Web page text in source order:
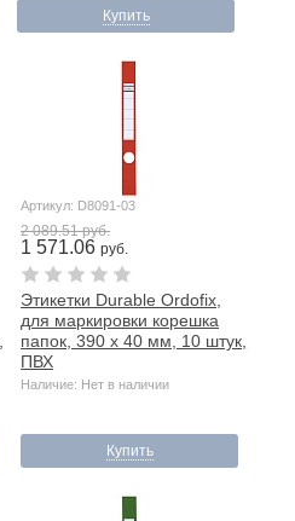
Купить
Артикул: D8091-03
2 089.51 руб.
1 571.06руб.
Этикетки Durable Ordofix,
для маркировки корешка
папок, 390 х 40 мм, 10 штук,
ПВХ
Наличие: Нет в наличии
Купить